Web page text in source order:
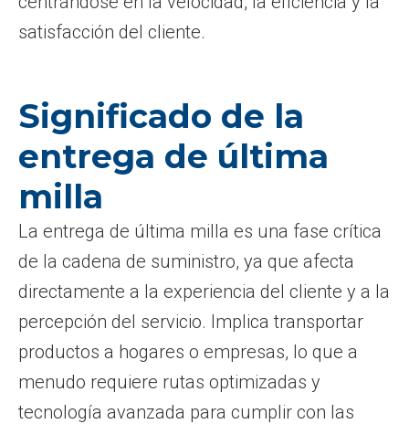
satisfacción del cliente.
Significado de la
entrega de última
milla
La entrega de última milla es una fase crítica
de la cadena de suministro, ya que afecta
directamente a la experiencia del cliente y a la
percepción del servicio. Implica transportar
productos a hogares o empresas, lo que a
menudo requiere rutas optimizadas y
tecnología avanzada para cumplir con las